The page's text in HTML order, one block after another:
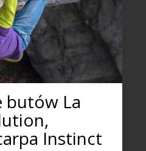
butów La
Instinct